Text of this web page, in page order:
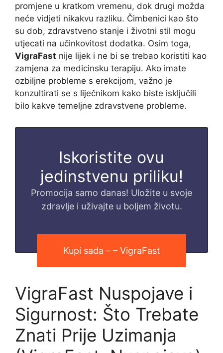
promjene u kratkom vremenu, dok drugi možda
neće vidjeti nikakvu razliku. Čimbenici kao što
su dob, zdravstveno stanje i životni stil mogu
utjecati na učinkovitost dodatka. Osim toga,
VigraFast nije lijek i ne bi se trebao koristiti kao
zamjena za medicinsku terapiju. Ako imate
ozbiljne probleme s erekcijom, važno je
konzultirati se s liječnikom kako biste isključili
bilo kakve temeljne zdravstvene probleme.
Iskoristite ovu
jedinstvenu priliku!
Promocija samo danas! Uložite u svoje
zdravlje i uživajte u boljem životu.
Kupi sada – – VigraFast
VigraFast Nuspojave i
Sigurnost: Što Trebate
Znati Prije Uzimanja